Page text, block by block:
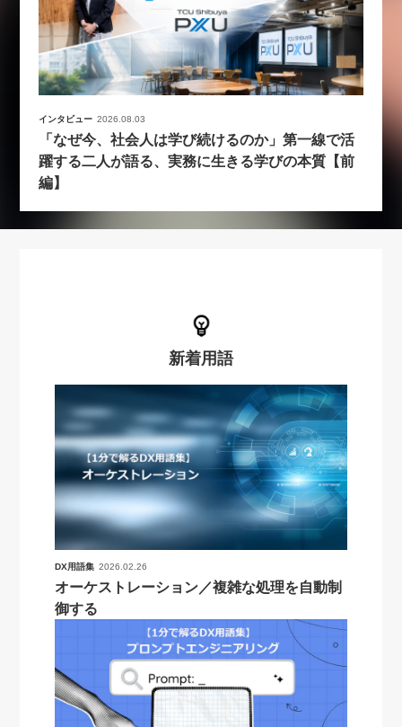
インタビュー 2026.08.03
「なぜ今、社会人は学び続けるのか」第一線で活
躍する二人が語る、実務に生きる学びの本質【前
編】
新着用語
DX用語集 2026.02.26
オーケストレーション／複雑な処理を自動制
御する